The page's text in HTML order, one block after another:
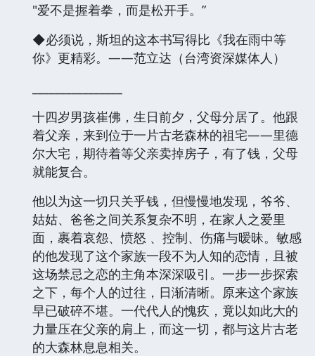
"爱不是握着拳，而是松开手。”
◆必须说，斯坦的这本书写得比《我在雨中等
你》更精彩。——范立达（台湾资深媒体人）
十四岁男孩崔佛，生日前夕，父母分居了。他跟
着父亲，来到位于一片古老森林的祖宅——里德
尔大宅，期待着等父亲卖掉房子，有了钱，父母
就能复合。
他以为这一切只关乎钱，但慢慢地发现，爷爷、
姑姑、爸爸之间关系复杂不明，在家人之爱里
面，裹着哀怨、愤怒 、控制、伤痛与暧昧。敏感
的他发现了这个家族一段不为人知的恋情，且被
这场禁忌之恋的主角本深深吸引。一步一步探索
之下，每个人的过往，日渐清晰。原来这个家族
早已破碎不堪。一代代人的愧疚，竟以如此大的
力量压在父亲的肩上，而这一切，都与这片古老
的大森林息息相关。